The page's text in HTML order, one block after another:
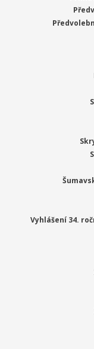
Vyhlášení 34.